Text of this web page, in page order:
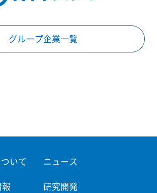
グループ企業一覧
いて ニュース
研究開発